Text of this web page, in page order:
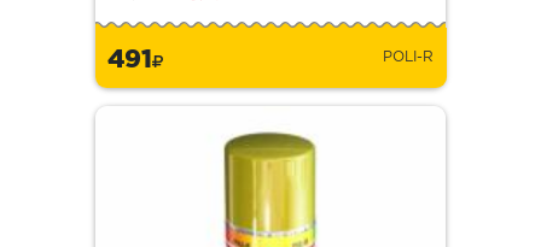
491 POLI-R